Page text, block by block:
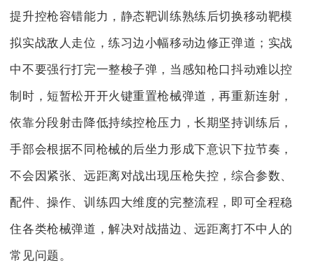
提升控枪容错能力，静态靶训练熟练后切换移动靶模
拟实战敌人走位，练习边小幅移动边修正弹道；实战
中不要强行打完一整梭子弹，当感知枪口抖动难以控
制时，短暂松开开火键重置枪械弹道，再重新连射，
依靠分段射击降低持续控枪压力，长期坚持训练后，
手部会根据不同枪械的后坐力形成下意识下拉节奏，
不会因紧张、远距离对战出现压枪失控，综合参数、
配件、操作、训练四大维度的完整流程，即可全程稳
住各类枪械弹道，解决对战描边、远距离打不中人的
常见问题。